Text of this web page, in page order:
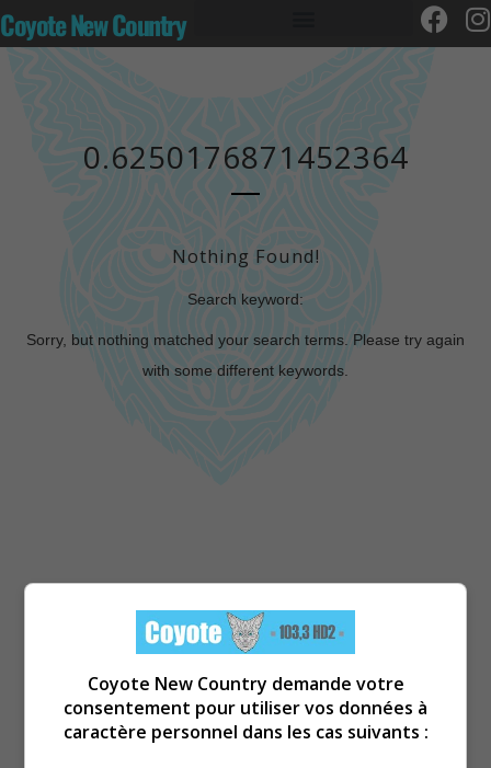
Coyote New Country
0.6250176871452364
Nothing Found!
Search keyword:
Sorry, but nothing matched your search terms. Please try again
with some different keywords.
Coyote New Country demande votre
consentement pour utiliser vos données à
caractère personnel dans les cas suivants :